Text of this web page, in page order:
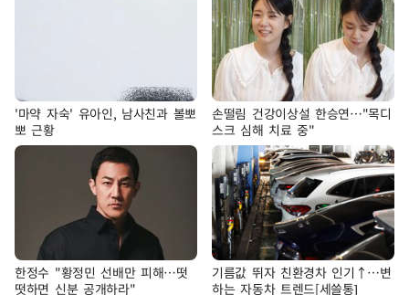
'마약 자숙' 유아인, 남사친과 볼뽀
뽀 근황
손떨림 건강이상설 한승연…"목디
스크 심해 치료 중"
한정수 "황정민 선배만 피해…떳
떳하면 신분 공개하라"
기름값 뛰자 친환경차 인기↑…변
하는 자동차 트렌드[세쓸통]